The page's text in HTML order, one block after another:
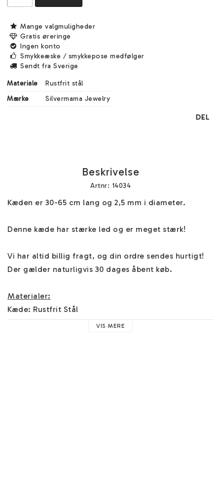
Mange valgmuligheder
Gratis øreringe
Ingen konto
Smykkeæske / smykkepose medfølger
Sendt fra Sverige
Materiale
Rustfrit stål
Mærke
Silvermama Jewelry
DEL
Beskrivelse
Artnr: 14034
Kæden er 30-65 cm lang og 2,5 mm i diameter.
Denne kæde har stærke led og er meget stærk!
Vi har altid billig fragt, og din ordre sendes hurtigt!
Der gælder naturligvis 30 dages åbent køb.
Materialer:
Kæde: Rustfrit Stål
VIS MERE